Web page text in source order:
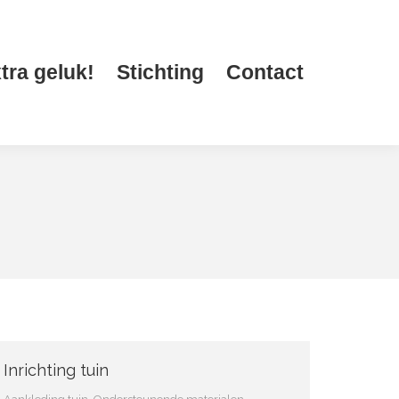
geluk! Stichting Contact
Inrichting tuin